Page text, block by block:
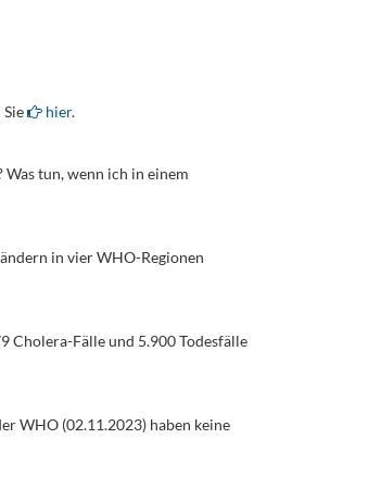
hier.
tun, wenn ich in einem
in vier WHO-Regionen
Cholera-Fälle und 5.900 Todesfälle
WHO (02.11.2023) haben keine